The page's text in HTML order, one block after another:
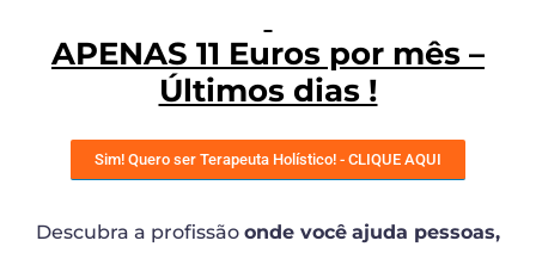
APENAS 11 Euros por mês –
Últimos dias !
Sim! Quero ser Terapeuta Holístico! - CLIQUE AQUI
Descubra a profissão onde você ajuda pessoas,